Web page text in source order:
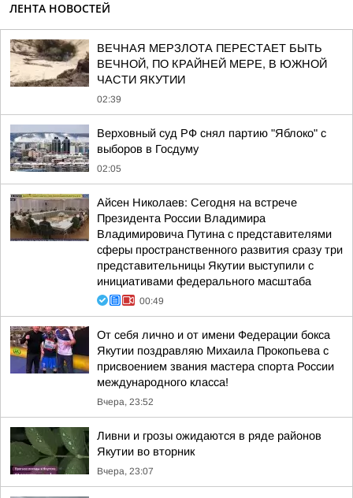
ЛЕНТА НОВОСТЕЙ
ВЕЧНАЯ МЕРЗЛОТА ПЕРЕСТАЕТ БЫТЬ
ВЕЧНОЙ, ПО КРАЙНЕЙ МЕРЕ, В ЮЖНОЙ
ЧАСТИ ЯКУТИИ
02:39
Верховный суд РФ снял партию "Яблоко" с
выборов в Госдуму
02:05
Айсен Николаев: Сегодня на встрече
Президента России Владимира
Владимировича Путина с представителями
сферы пространственного развития сразу три
представительницы Якутии выступили с
инициативами федерального масштаба
00:49
От себя лично и от имени Федерации бокса
Якутии поздравляю Михаила Прокопьева с
присвоением звания мастера спорта России
международного класса!
Вчера, 23:52
Ливни и грозы ожидаются в ряде районов
Якутии во вторник
Вчера, 23:07